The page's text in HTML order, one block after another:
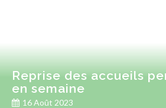
Reprise des accueils
en semaine
16 Août 2023